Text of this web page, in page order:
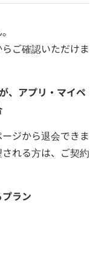
らご確認いただけま
、アプリ・マイペ
ジから退会できま
れる方は、ご契約
ラン